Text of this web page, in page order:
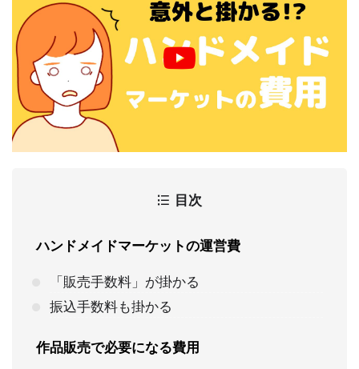
目次
ハンドメイドマーケットの運営費
「販売手数料」が掛かる
振込手数料も掛かる
作品販売で必要になる費用